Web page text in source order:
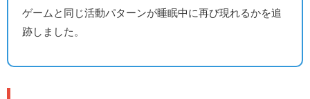
ゲームと同じ活動パターンが睡眠中に再び現れるかを追
跡しました。